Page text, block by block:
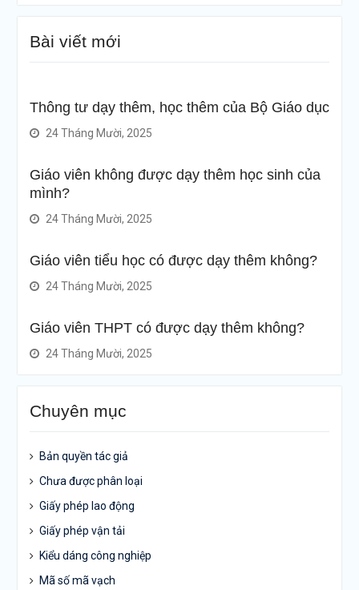
Bài viết mới
Thông tư dạy thêm, học thêm của Bộ Giáo dục
24 Tháng Mười, 2025
Giáo viên không được dạy thêm học sinh của
mình?
24 Tháng Mười, 2025
Giáo viên tiểu học có được dạy thêm không?
24 Tháng Mười, 2025
Giáo viên THPT có được dạy thêm không?
24 Tháng Mười, 2025
Chuyên mục
Bản quyền tác giả
Chưa được phân loại
Giấy phép lao động
Giấy phép vận tải
Kiểu dáng công nghiệp
Mã số mã vạch